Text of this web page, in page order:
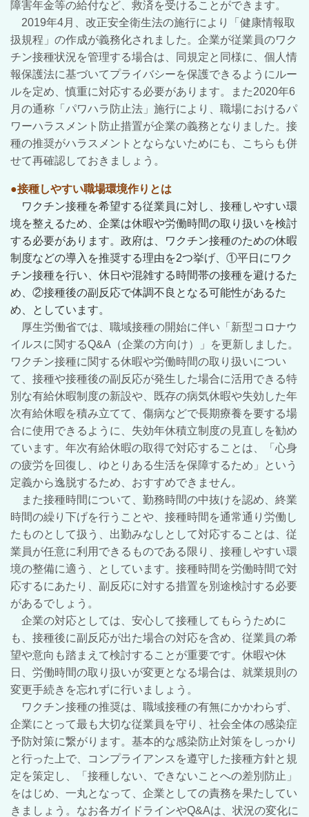
障害年金等の給付など、救済を受けることができます。
2019年4月、改正安全衛生法の施行により「健康情報取
扱規程」の作成が義務化されました。企業が従業員のワク
チン接種状況を管理する場合は、同規定と同様に、個人情
報保護法に基づいてプライバシーを保護できるようにルー
ルを定め、慎重に対応する必要があります。また2020年6
月の通称「パワハラ防止法」施行により、職場におけるパ
ワーハラスメント防止措置が企業の義務となりました。接
種の推奨がハラスメントとならないためにも、こちらも併
せて再確認しておきましょう。
●接種しやすい職場環境作りとは
ワクチン接種を希望する従業員に対し、接種しやすい環
境を整えるため、企業は休暇や労働時間の取り扱いを検討
する必要があります。政府は、ワクチン接種のための休暇
制度などの導入を推奨する理由を2つ挙げ、①平日にワク
チン接種を行い、休日や混雑する時間帯の接種を避けるた
め、②接種後の副反応で体調不良となる可能性があるた
め、としています。
厚生労働省では、職域接種の開始に伴い「新型コロナウ
イルスに関するQ&A（企業の方向け）」を更新しました。
ワクチン接種に関する休暇や労働時間の取り扱いについ
て、接種や接種後の副反応が発生した場合に活用できる特
別な有給休暇制度の新設や、既存の病気休暇や失効した年
次有給休暇を積み立てて、傷病などで長期療養を要する場
合に使用できるように、失効年休積立制度の見直しを勧め
ています。年次有給休暇の取得で対応することは、「心身
の疲労を回復し、ゆとりある生活を保障するため」という
定義から逸脱するため、おすすめできません。
また接種時間について、勤務時間の中抜けを認め、終業
時間の繰り下げを行うことや、接種時間を通常通り労働し
たものとして扱う、出勤みなしとして対応することは、従
業員が任意に利用できるものである限り、接種しやすい環
境の整備に適う、としています。接種時間を労働時間で対
応するにあたり、副反応に対する措置を別途検討する必要
があるでしょう。
企業の対応としては、安心して接種してもらうために
も、接種後に副反応が出た場合の対応を含め、従業員の希
望や意向も踏まえて検討することが重要です。休暇や休
日、労働時間の取り扱いが変更となる場合は、就業規則の
変更手続きを忘れずに行いましょう。
ワクチン接種の推奨は、職域接種の有無にかかわらず、
企業にとって最も大切な従業員を守り、社会全体の感染症
予防対策に繋がります。基本的な感染防止対策をしっかり
と行った上で、コンプライアンスを遵守した接種方針と規
定を策定し、「接種しない、できないことへの差別防止」
をはじめ、一丸となって、企業としての責務を果たしてい
きましょう。なお各ガイドラインやQ&Aは、状況の変化に